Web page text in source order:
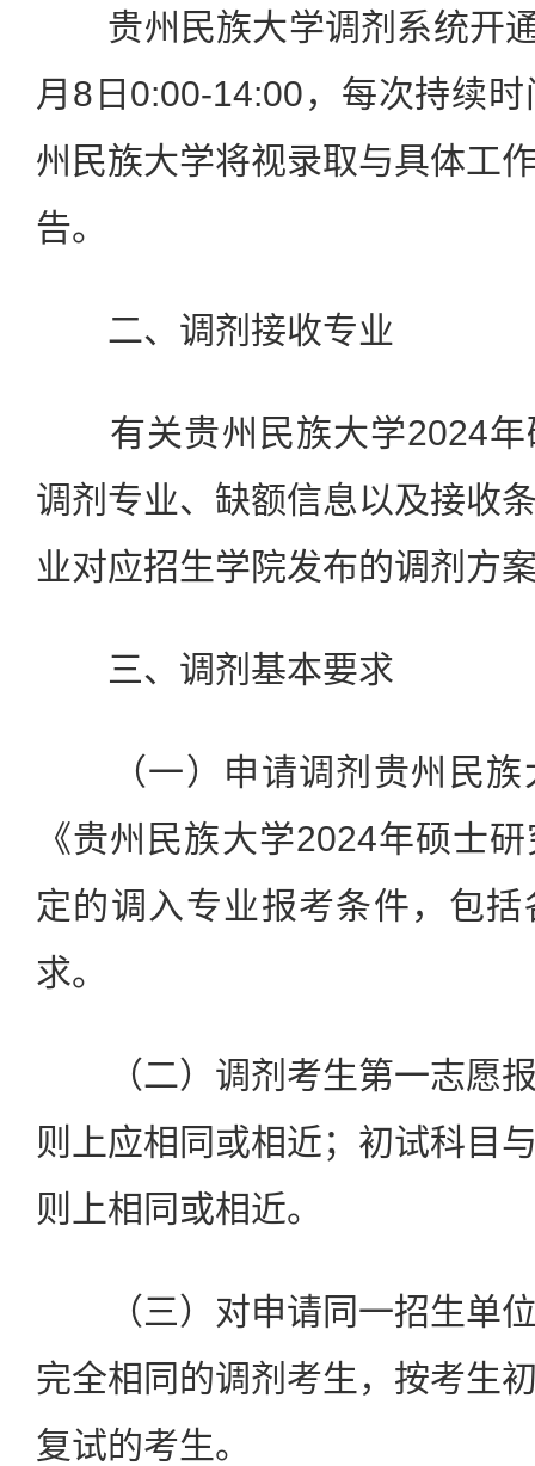
贵州民族大学调剂系统开
月 8 日 0:00-14:00 ，每次持续
州民族大学将视录取与具体工
告。
二、调剂接收专业
有关贵州民族大学2024
调剂专业、缺额信息以及接收
业对应招生学院发布的调剂方
三、调剂基本要求
（一）申请调剂贵州民
《贵州民族大学2024年硕士
定的调入专业报考条件，包
求。
（二）调剂考生第一志愿
则上应相同或相近；初试科目
则上相同或相近。
（三）对申请同一招生单
完全相同的调剂考生，按考生
复试的考生。